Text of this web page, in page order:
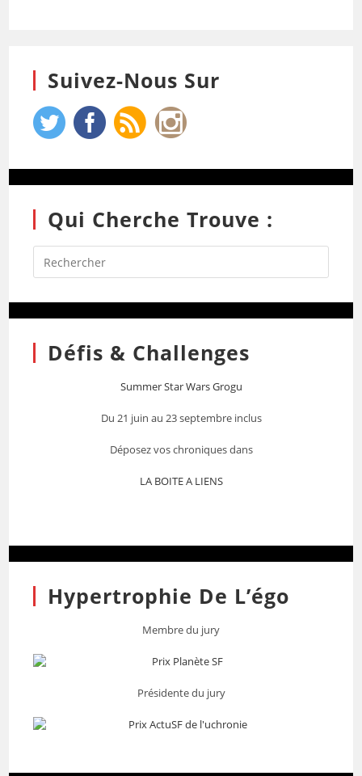
Suivez-Nous Sur
Qui Cherche Trouve :
Défis & Challenges
Summer Star Wars Grogu
Du 21 juin au 23 septembre inclus
Déposez vos chroniques dans
LA BOITE A LIENS
Hypertrophie De L’égo
Membre du jury
Présidente du jury